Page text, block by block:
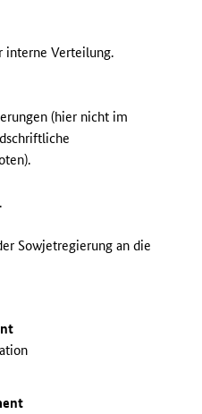
interne Verteilung.
(hier nicht im
Sowjetregierung an die